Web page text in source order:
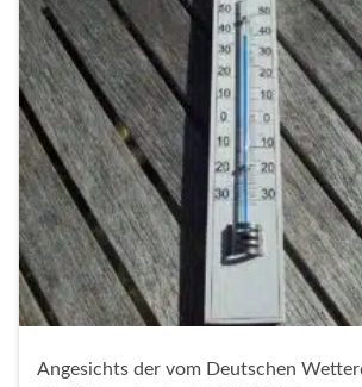
Angesichts der vom Deutschen